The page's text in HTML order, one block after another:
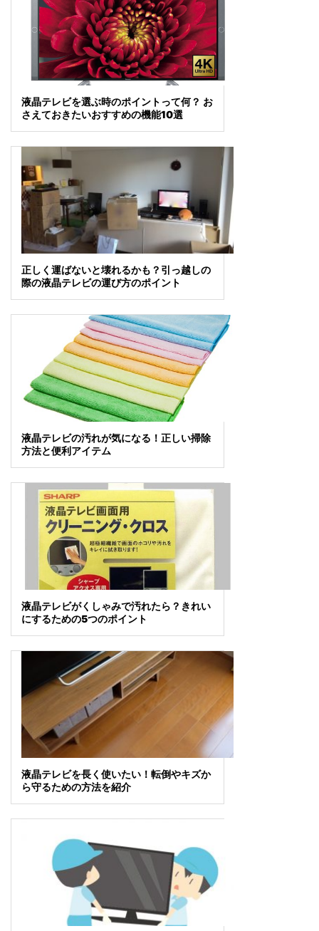
液晶テレビを選ぶ時のポイントって何？ お
さえておきたいおすすめの機能10選
正しく運ばないと壊れるかも？引っ越しの
際の液晶テレビの運び方のポイント
液晶テレビの汚れが気になる！正しい掃除
方法と便利アイテム
液晶テレビがくしゃみで汚れたら？きれい
にするための5つのポイント
液晶テレビを長く使いたい！転倒やキズか
ら守るための方法を紹介